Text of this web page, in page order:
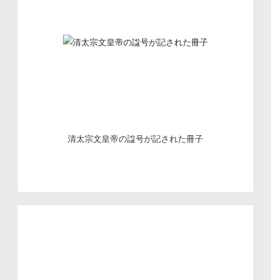
清太宗文皇帝の諡号が記された冊子